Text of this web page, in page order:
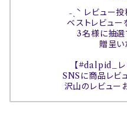
˗ˏˋ レビュー
ベストレビュ
3名様に抽選
贈呈い
【#dalpid_レ
SNSに商品レビ
沢山のレビュー